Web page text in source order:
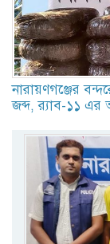
নারায়ণগঞ্জের
জব্দ, র‍্যাব-১১ এর